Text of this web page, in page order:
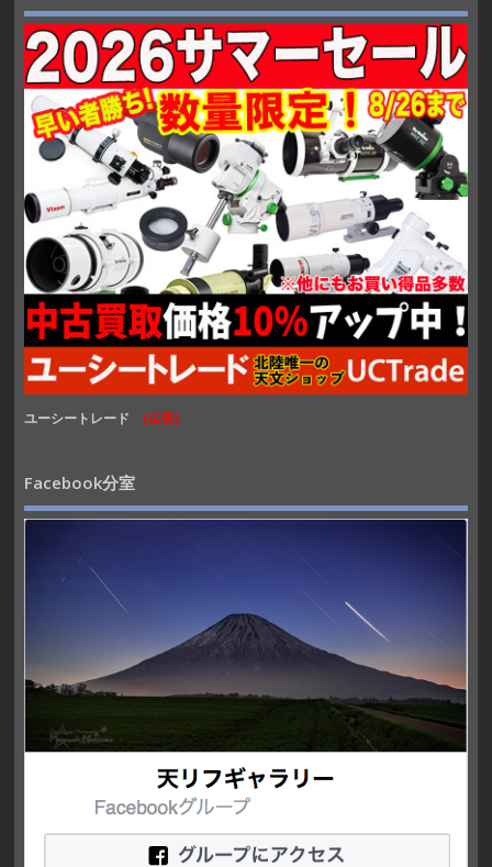
ユーシートレード (広告)
Facebook分室